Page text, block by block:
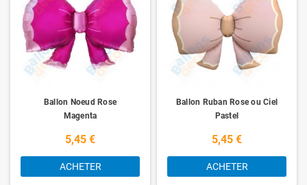
Ballon Noeud Rose
Magenta
5,45 €
ACHETER
Ballon Ruban Rose ou Ciel
Pastel
5,45 €
ACHETER